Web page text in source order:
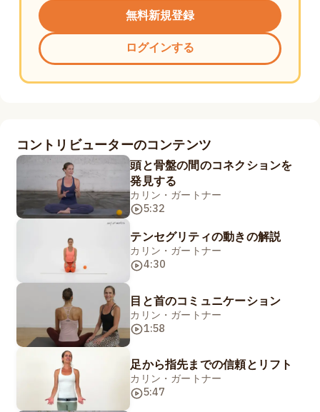
無料新規登録
ログインする
コントリビューターのコンテンツ
頭と骨盤の間のコネクションを
発見する
カリン・ガートナー
5:32
テンセグリティの動きの解説
カリン・ガートナー
4:30
目と首のコミュニケーション
カリン・ガートナー
1:58
足から指先までの信頼とリフト
カリン・ガートナー
5:47